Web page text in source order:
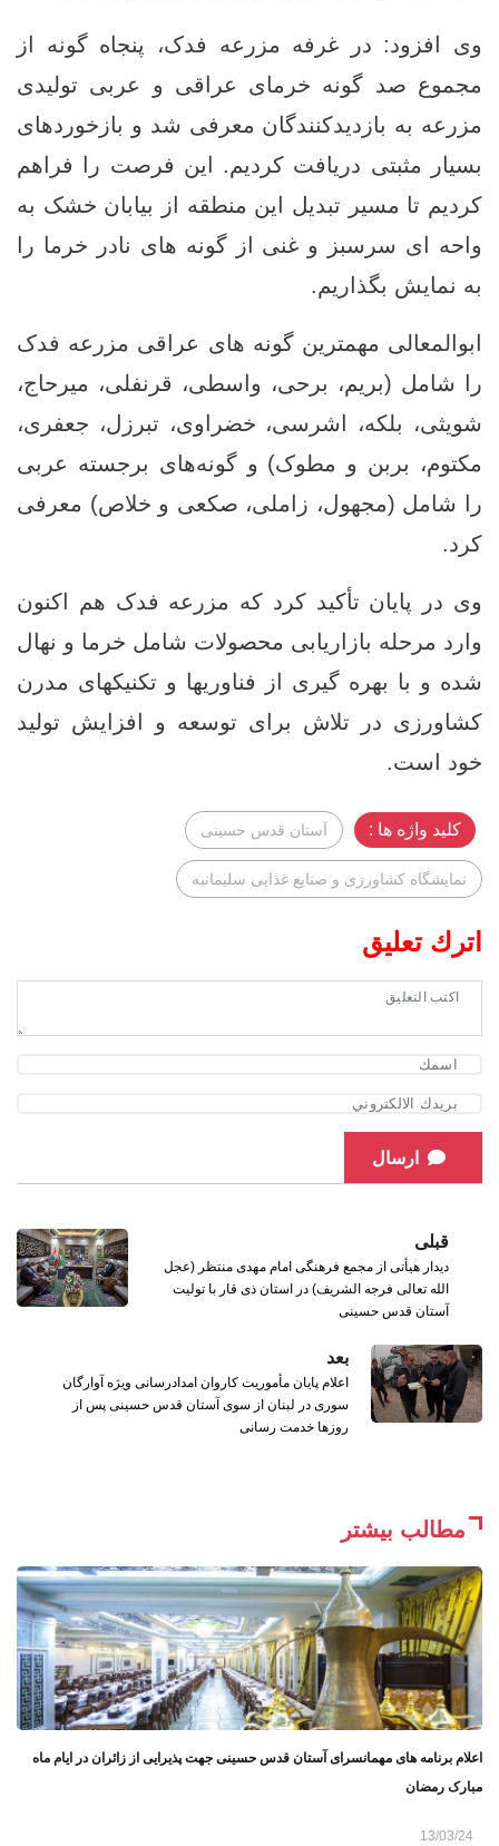
وی افزود: در غرفه مزرعه فدک، پنجاه گونه از
مجموع صد گونه خرمای عراقی و عربی تولیدی
مزرعه به بازدیدکنندگان معرفی شد و بازخوردهای
بسیار مثبتی دریافت کردیم. این فرصت را فراهم
کردیم تا مسیر تبدیل این منطقه از بیابان خشک به
واحه ‌ای سرسبز و غنی از گونه‌ های نادر خرما را
به نمایش بگذاریم.
ابوالمعالی مهمترین گونه‌ های عراقی مزرعه فدک
را شامل (بریم، برحی، واسطی، قرنفلی، میرحاج،
شویثی، بلکه، اشرسی، خضراوی، تبرزل، جعفری،
مكتوم، بربن و مطوک) و گونه‌های برجسته عربی
را شامل (مجهول، زاملی، صکعی و خلاص) معرفی
کرد.
وی در پایان تأکید کرد که مزرعه فدک هم‌ اکنون
وارد مرحله بازاریابی محصولات شامل خرما و نهال
شده و با بهره‌ گیری از فناوریها و تکنیکهای مدرن
کشاورزی در تلاش برای توسعه و افزایش تولید
خود است.
کلید واژه ها : آستان قدس حسینی
نمایشگاه کشاورزی و صنایع غذایی سلیمانیه
اترك تعليق
ارسال
قبلی
دیدار هیأتی از مجمع فرهنگی امام مهدی منتظر (عجل
الله تعالی فرجه الشریف) در استان ذی قار با تولیت
آستان قدس حسینی
بعد
اعلام پایان مأموریت کاروان امدادرسانی ویژه آوارگان
سوری در لبنان از سوی آستان قدس حسینی پس از
روزها خدمت ‌رسانی
مطالب بیشتر
اعلام برنامه های مهمانسرای آستان قدس حسینی جهت پذیرایی از زائران در ایام ماه
مبارک رمضان
13/03/24